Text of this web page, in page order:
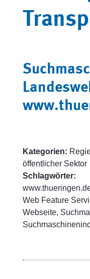
Kategorien:
öffentlicher Sektor
Schlagwörter:
Web Feature
Webseite,